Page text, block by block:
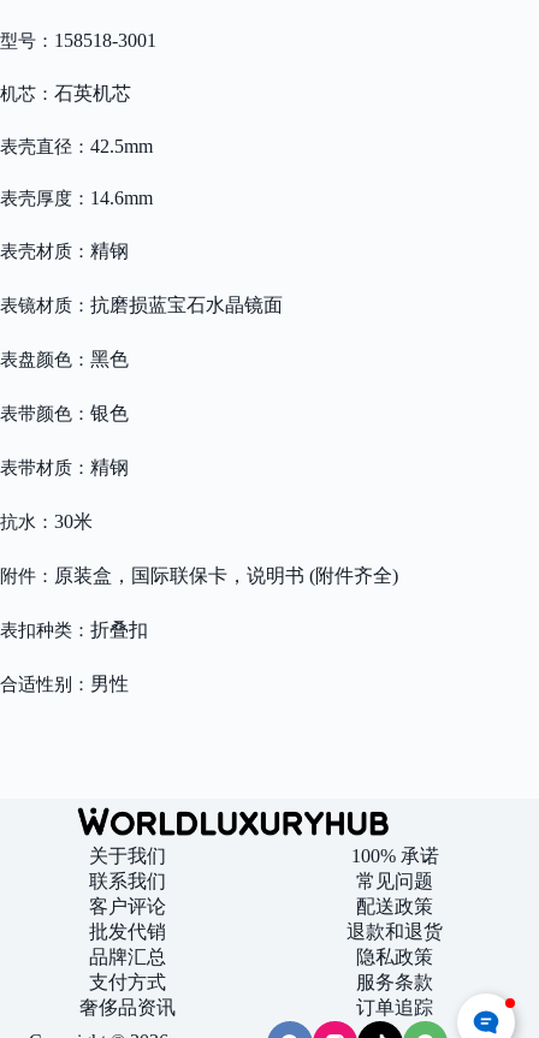
型号： 158518-3001
机芯： 石英机芯
表壳直径： 42.5mm
表壳厚度： 14.6mm
表壳材质： 精钢
表镜材质： 抗磨损蓝宝石水晶镜面
表盘颜色： 黑色
表带颜色： 银色
表带材质： 精钢
抗水： 30米
附件： 原装盒，国际联保卡，说明书 (附件齐全)
表扣种类： 折叠扣
合适性别： 男性
关于我们
联系我们
客户评论
批发代销
品牌汇总
支付方式
奢侈品资讯
100% 承诺
常见问题
配送政策
退款和退货
隐私政策
服务条款
订单追踪